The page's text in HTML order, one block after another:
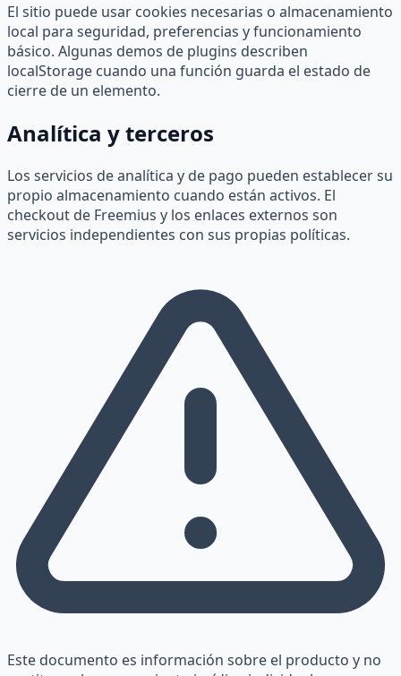
El sitio puede usar cookies necesarias o almacenamiento
local para seguridad, preferencias y funcionamiento
básico. Algunas demos de plugins describen
localStorage cuando una función guarda el estado de
cierre de un elemento.
Analítica y terceros
Los servicios de analítica y de pago pueden establecer su
propio almacenamiento cuando están activos. El
checkout de Freemius y los enlaces externos son
servicios independientes con sus propias políticas.
Este documento es información sobre el producto y no